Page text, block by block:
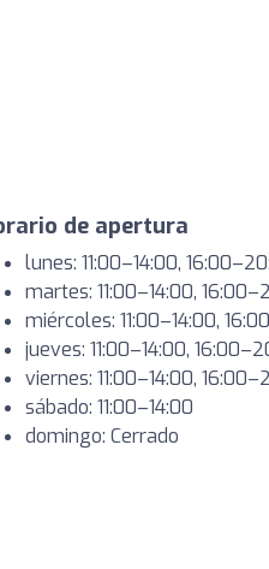
de apertura
lunes: 11:00–14:00,
martes: 11:00–14:00,
miércoles: 11:00–14:00,
jueves: 11:00–14:00,
viernes: 11:00–14:00,
sábado: 11:00–14:00
domingo: Cerrado